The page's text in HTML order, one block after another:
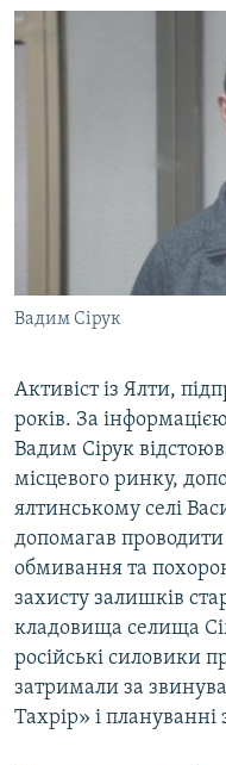
Вадим Сірук
Активіст із Ялти,
років. За
Вадим Сірук
місцевого ринку,
ялтинському селі
допомагав
обмивання та
захисту залишків
кладовища селища
російські силовики
затримали за
Тахрір» і